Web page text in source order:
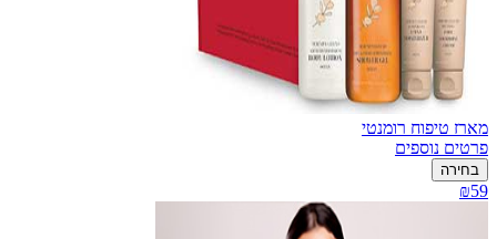
מארז טיפוח רומנטי
פרטים נוספים
בחירה
₪59